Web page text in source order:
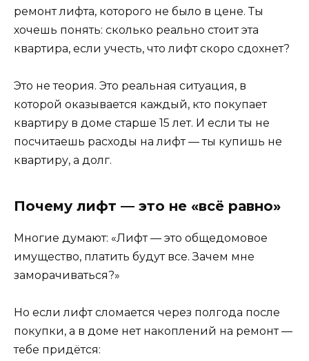
ремонт лифта, которого не было в цене. Ты
хочешь понять: сколько реально стоит эта
квартира, если учесть, что лифт скоро сдохнет?
Это не теория. Это реальная ситуация, в
которой оказывается каждый, кто покупает
квартиру в доме старше 15 лет. И если ты не
посчитаешь расходы на лифт — ты купишь не
квартиру, а долг.
Почему лифт — это не «всё равно»
Многие думают: «Лифт — это общедомовое
имущество, платить будут все. Зачем мне
заморачиваться?»
Но если лифт сломается через полгода после
покупки, а в доме нет накоплений на ремонт —
тебе придётся: